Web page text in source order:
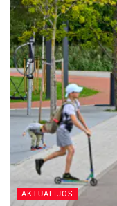
AKTUALIJOS